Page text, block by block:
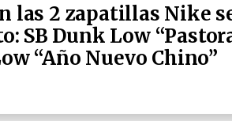
las 2 zapatillas Nike
SB Dunk Low
“Año Nuevo Chino”